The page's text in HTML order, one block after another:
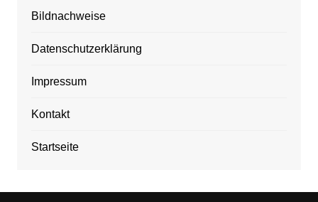
Bildnachweise
Datenschutzerklärung
Impressum
Kontakt
Startseite